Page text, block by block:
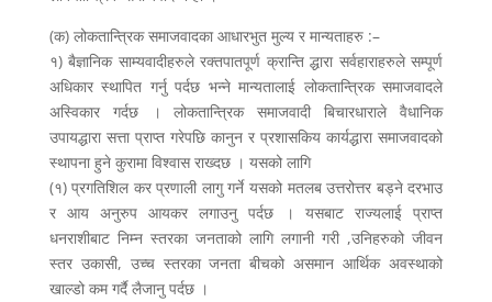
(क) लोकतान्त्रिक समाजवादका आधारभुत मुल्य र मान्यताहरु :–
१) बैज्ञानिक साम्यवादीहरुले रक्तपातपूर्ण क्रान्ति द्धारा सर्वहाराहरुले सम्पूर्ण
अधिकार स्थापित गर्नु पर्दछ भन्ने मान्यतालाई लोकतान्त्रिक समाजवादले
अस्विकार गर्दछ । लोकतान्त्रिक समाजवादी बिचारधाराले वैधानिक
उपायद्धारा सत्ता प्राप्त गरेपछि कानुन र प्रशासकिय कार्यद्धारा समाजवादको
स्थापना हुने कुरामा विश्वास राख्दछ । यसको लागि
(१) प्रगतिशिल कर प्रणाली लागु गर्ने यसको मतलब उत्तरोत्तर बड्ने दरभाउ
र आय अनुरुप आयकर लगाउनु पर्दछ । यसबाट राज्यलाई प्राप्त
धनराशीबाट निम्न स्तरका जनताको लागि लगानी गरी ,उनिहरुको जीवन
स्तर उकासी, उच्च स्तरका जनता बीचको असमान आर्थिक अवस्थाको
खाल्डो कम गर्दै लैजानु पर्दछ ।